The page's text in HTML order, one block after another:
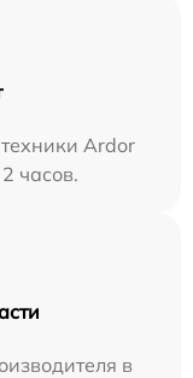
Ardor
часов.
в